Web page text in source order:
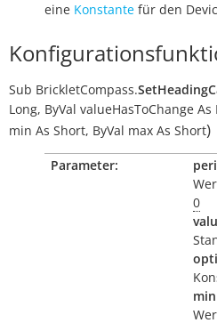
eine Konstante für den
Sub BrickletCompass.
Long, ByVal valueHasToChange As
min As Short, ByVal max As Short)
Parameter:
0
min